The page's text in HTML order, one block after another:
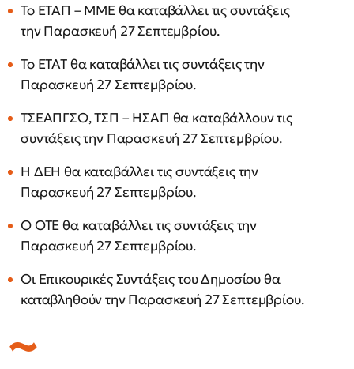
Το ΕΤΑΠ – ΜΜΕ θα καταβάλλει τις συντάξεις
την Παρασκευή 27 Σεπτεμβρίου.
Το ΕΤΑΤ θα καταβάλλει τις συντάξεις την
Παρασκευή 27 Σεπτεμβρίου.
ΤΣΕΑΠΓΣΟ, ΤΣΠ – ΗΣΑΠ θα καταβάλλουν τις
συντάξεις την Παρασκευή 27 Σεπτεμβρίου.
Η ΔΕΗ θα καταβάλλει τις συντάξεις την
Παρασκευή 27 Σεπτεμβρίου.
Ο ΟΤΕ θα καταβάλλει τις συντάξεις την
Παρασκευή 27 Σεπτεμβρίου.
Οι Επικουρικές Συντάξεις του Δημοσίου θα
καταβληθούν την Παρασκευή 27 Σεπτεμβρίου.